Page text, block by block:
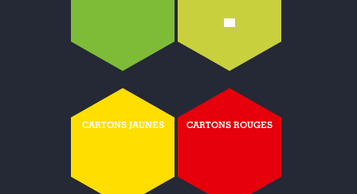
-
CARTONS JAUNES CARTONS ROUGES